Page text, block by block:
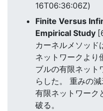
16T06:36:06Z)
Finite Versus
Empirical Study
カーネルメソッド
ネットワークより
ブルの有限ネット
らした。 重みの
有限ネットワーク
破る。